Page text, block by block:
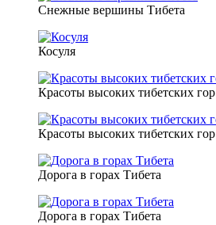
Снежные вершины Тибета
Косуля
Красоты высоких тибетских гор
Красоты высоких тибетских гор
Дорога в горах Тибета
Дорога в горах Тибета